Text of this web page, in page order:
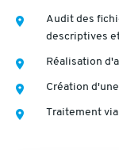
Audit des
descriptives
Réalisation
Création
Traitement